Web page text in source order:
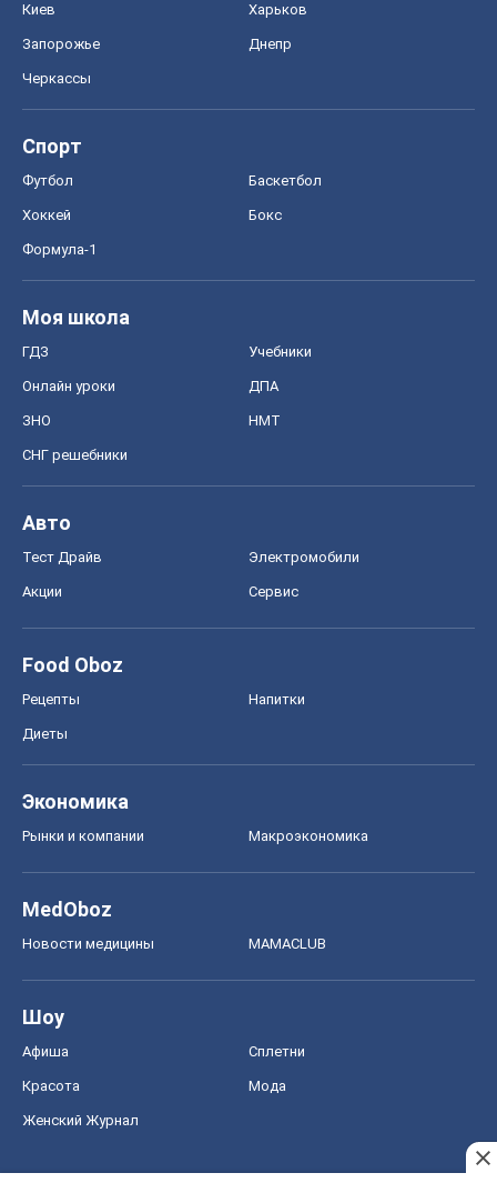
Киев Харьков
Запорожье Днепр
Черкассы
Спорт
Футбол Баскетбол
Хоккей Бокс
Формула-1
Моя школа
ГДЗ Учебники
Онлайн уроки ДПА
ЗНО НМТ
СНГ решебники
Авто
Тест Драйв Электромобили
Акции Сервис
Food Oboz
Рецепты Напитки
Диеты
Экономика
Рынки и компании Mакроэкономика
MedOboz
Новости медицины MAMACLUB
Шоу
Афиша Сплетни
Красота Мода
Женский Журнал